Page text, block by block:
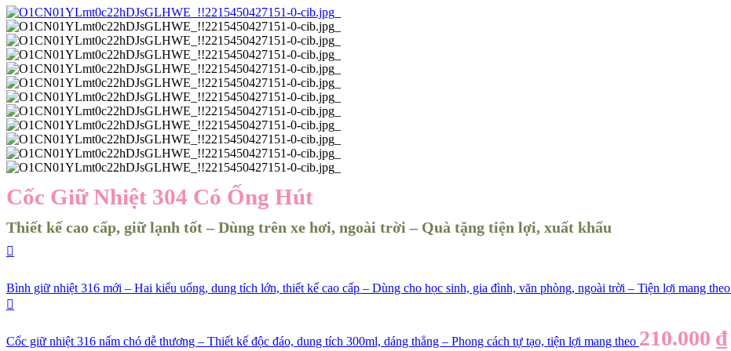
Cốc Giữ Nhiệt 304 Có Ống Hút
Thiết kế cao cấp, giữ lạnh tốt – Dùng trên xe hơi, ngoài trời – Quà tặng tiện lợi, xuất khẩu
Bình giữ nhiệt 316 mới – Hai kiểu uống, dung tích lớn, thiết kế cao cấp – Dùng cho học sinh, gia đình, văn phòng, ngoài trời – Tiện lợi mang theo
Cốc giữ nhiệt 316 nấm chó dễ thương – Thiết kế độc đáo, dung tích 300ml, dáng thẳng – Phong cách tự tạo, tiện lợi mang theo 210.000 ₫